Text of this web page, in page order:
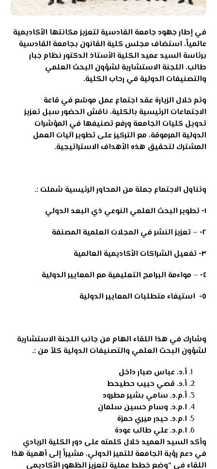
في إطار جهود جامعة القادسية لتعزيز مكانتها الأكاديمية
عالمياً، استضاف مجلس كلية القانون بجامعة القادسية
برئاسة السيد عميد الكلية الأستاذ الدكتور نظام جبار
طالب، اللجنة الاستشارية لشؤون البحث العلمي
والتصنيفات الدولية في رحاب الكلية.
وتم خلال الزيارة عقد اجتماع عمل موسّع في قاعة
الاجتماعات الرئيسية بالكلية، ناقش الحضور سبل تعزيز
تدويل كليات الجامعة ورفع تصنيفها في المؤشرات
الدولية المرموقة، مع التركيز على تطوير آليات العمل
المشترك لتحقيق هذه الأهداف الاستراتيجية.
وتناول الاجتماع جملة من المحاور الرئيسية شملت :.
١- تطوير البحث العلمي النوعي ذي البعد الدولي
٢- – تعزيز النشر في المجلات العلمية المصنفة
٣- تفعيل الشراكات الأكاديمية العالمية
٤- – مواءمة البرامج التعليمية مع المعايير الدولية
٥-
استيفاء متطلبات المعايير الدولية
وشارك في هذا اللقاء الهام من جانب اللجنة الاستشارية
لشؤون البحث العلمي والتصنيفات الدولية كلاً من :.
أ.د. عباس صبار داخل
أ.د. قصي حبيب حطيحط
أ.م.د. سامي بشير مطرود
ا.م.د. وسام حسين سلمان
ا.م.د. حيدر ميري حمزة
ا.م.د. علي طالب عودة
وأكد السيد العميد خلال كلمته على دور الكلية الريادي
في دعم رؤية الجامعة للتميز الدولي، مشيراً إلى أهمية هذا
اللقاء في “وضع خطط عملية لتعزيز الظهور الأكاديمي